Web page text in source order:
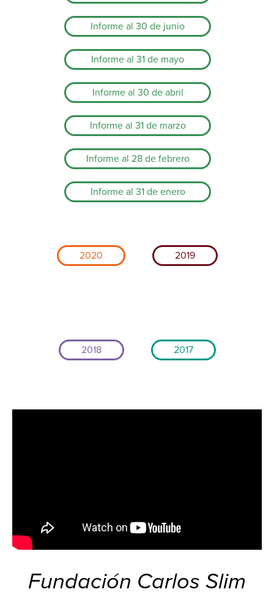
Informe al 30 de junio
Informe al 31 de mayo
Informe al 30 de abril
Informe al 31 de marzo
Informe al 28 de febrero
Informe al 31 de enero
2020 2019
2018 2017
Fundación Carlos Slim